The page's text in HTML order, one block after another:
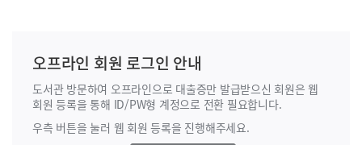
오프라인 회원 로그인 안내
도서관 방문하여 오프라인으로 대출증만 발급받으신 회원은 웹
회원 등록을 통해 ID/PW형 계정으로 전환 필요합니다.
우측 버튼을 눌러 웹 회원 등록을 진행해주세요.